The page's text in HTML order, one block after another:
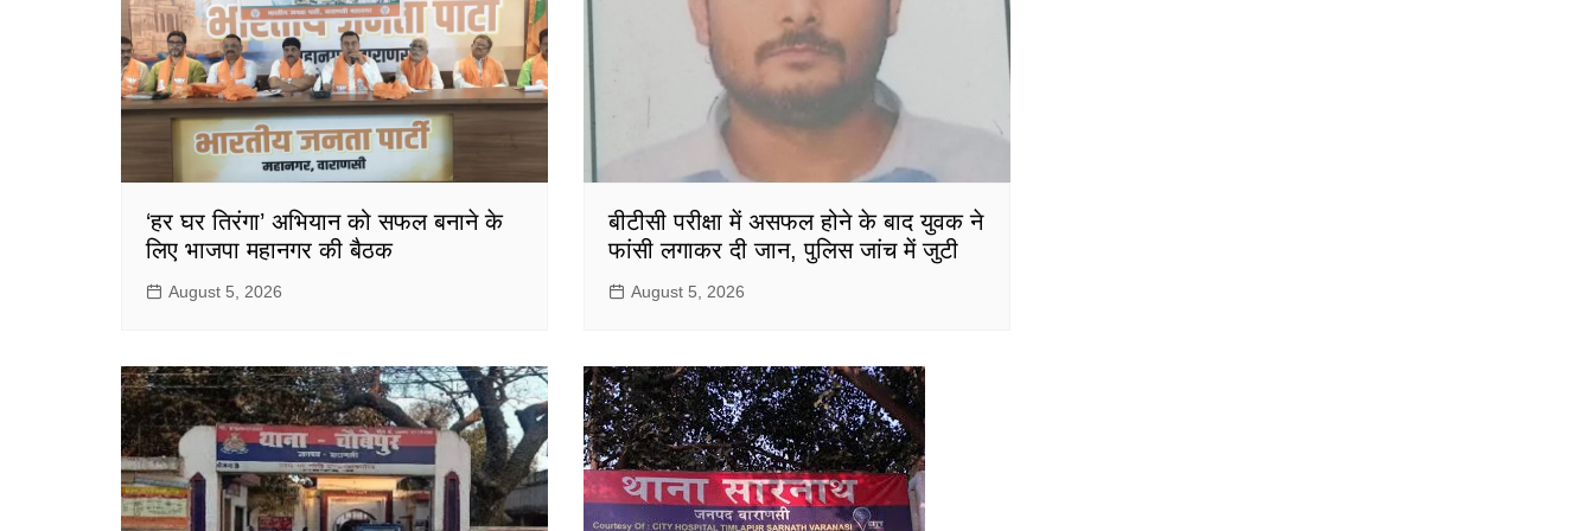
‘हर घर तिरंगा’ अभियान को सफल बनाने के
लिए भाजपा महानगर की बैठक
August 5, 2026
बीटीसी परीक्षा में असफल होने के बाद युवक ने
फांसी लगाकर दी जान, पुलिस जांच में जुटी
August 5, 2026